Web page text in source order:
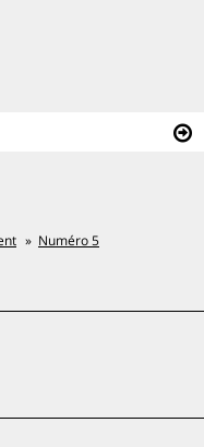
Numéro 5